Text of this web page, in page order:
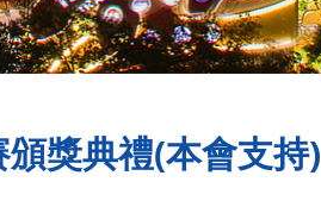
獎典禮(本會支持)